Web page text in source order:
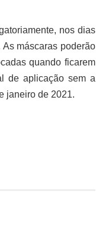
nos dias
máscaras poderão
quando ficarem
de aplicação sem a
janeiro de 2021.